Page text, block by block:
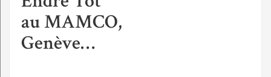
au MAMCO,
Genève…